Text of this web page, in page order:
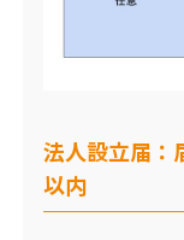
法人設立届
以内